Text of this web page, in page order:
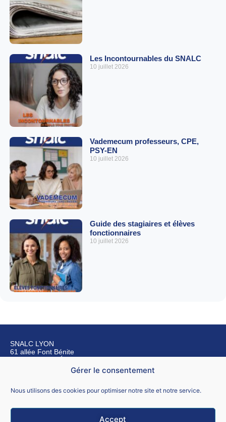
Gérer le consentement
Nous utilisons des cookies pour optimiser notre site et notre service.
Accept
Les Incontournables du SNALC
10 juillet 2026
Vademecum professeurs, CPE,
PSY-EN
10 juillet 2026
Guide des stagiaires et élèves
fonctionnaires
10 juillet 2026
SNALC LYON
61 allée Font Bénite